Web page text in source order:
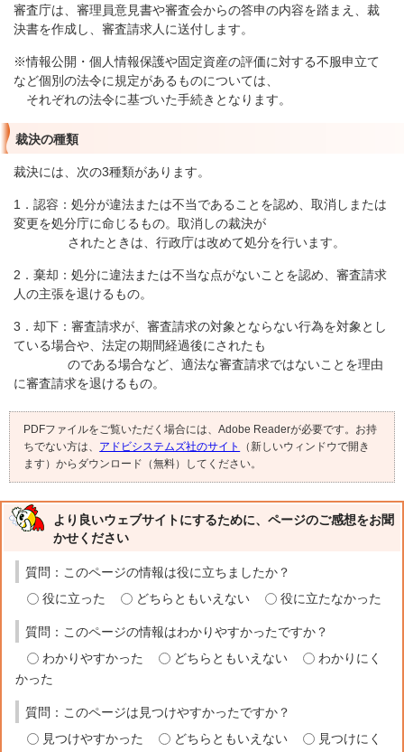
審査庁は、審理員意見書や審査会からの答申の内容を踏まえ、裁
決書を作成し、審査請求人に送付します。
※情報公開・個人情報保護や固定資産の評価に対する不服申立て
など個別の法令に規定があるものについては、
それぞれの法令に基づいた手続きとなります。
裁決の種類
裁決には、次の3種類があります。
1．認容：処分が違法または不当であることを認め、取消しまたは
変更を処分庁に命じるもの。取消しの裁決が
されたときは、行政庁は改めて処分を行います。
2．棄却：処分に違法または不当な点がないことを認め、審査請求
人の主張を退けるもの。
3．却下：審査請求が、審査請求の対象とならない行為を対象とし
ている場合や、法定の期間経過後にされたも
のである場合など、適法な審査請求ではないことを理由
に審査請求を退けるもの。
PDFファイルをご覧いただく場合には、Adobe Readerが必要です。お持
ちでない方は、 アドビシステムズ社のサイト
（新しいウィンドウで開き
ます）からダウンロード（無料）してください。
より良いウェブサイトにするために、ページのご感想をお聞
かせください
質問：このページの情報は役に立ちましたか？
役に立った
どちらともいえない 役に立たなかった
質問：このページの情報はわかりやすかったですか？
わかりやすかった
どちらともいえない
わかりにく
かった
質問：このページは見つけやすかったですか？
見つけやすかった
どちらともいえない
見つけにく